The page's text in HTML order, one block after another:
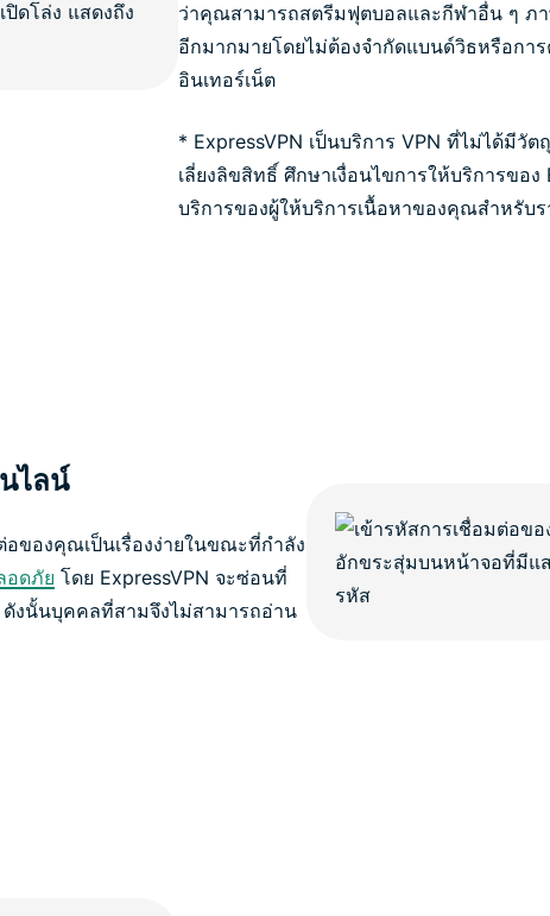
ว่าคุณสามารถสตรีมฟุตบอลและกีฬาอื่น ๆ ภ
อีกมากมายโดยไม่ต้องจำกัดแบนด์วิธหรือกา
อินเทอร์เน็ต
* ExpressVPN เป็นบริการ VPN ที่ไม่ได้มีวั
เลี่ยงลิขสิทธิ์ ศึกษาเงื่อนไขการให้บริการของ
บริการของผู้ให้บริการเนื้อหาของคุณสำหรับร
ไลน์
อของคุณเป็นเรื่องง่ายในขณะที่กำลัง
อดภัย โดย ExpressVPN จะซ่อนที่
งนั้นบุคคลที่สามจึงไม่สามารถอ่าน